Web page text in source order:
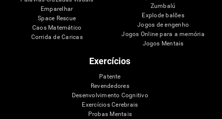
Emparelhar
Space Rescue
Caos Matemático
Corrida de Caricas
Zumbalú
Explode balões
Jogos de engenho
Jogos Online para a memória
Jogos Mentais
Exercícios
Patente
Revendedores
Desenvolvimento Cognitivo
Exercícios Cerebrais
Probas Mentais